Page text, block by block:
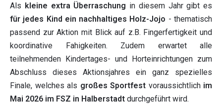
Als kleine extra Überraschung in diesem Jahr gibt es
für jedes Kind ein nachhaltiges Holz-Jojo - thematisch
passend zur Aktion mit Blick auf z.B. Fingerfertigkeit und
koordinative Fahigkeiten. Zudem erwartet alle
teilnehmenden Kindertages- und Horteinrichtungen zum
Abschluss dieses Aktionsjahres ein ganz spezielles
Finale, welches als großes Sportfest voraussichtlich im
Mai 2026 im FSZ in Halberstadt durchgeführt wird.